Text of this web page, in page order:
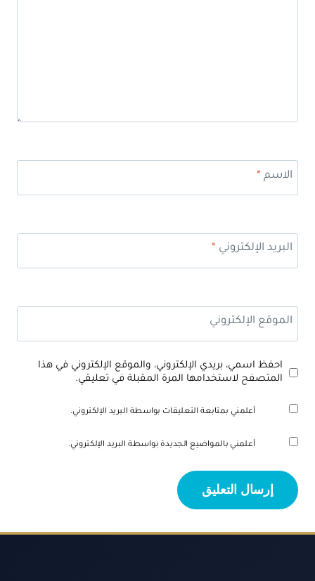
الاسم*
البريد الإلكتروني*
الموقع الإلكتروني
احفظ اسمي، بريدي الإلكتروني، والموقع الإلكتروني في هذا
المتصفح لاستخدامها المرة المقبلة في تعليقي.
أعلمني بمتابعة التعليقات بواسطة البريد الإلكتروني.
أعلمني بالمواضيع الجديدة بواسطة البريد الإلكتروني.